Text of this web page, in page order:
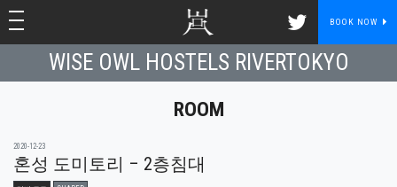
toggle navigation
toggle navigation BOOK NOW
WISE OWL HOSTELS RIVERTOKYO
ROOM
2020-12-23
혼성 도미토리 – 2층침대